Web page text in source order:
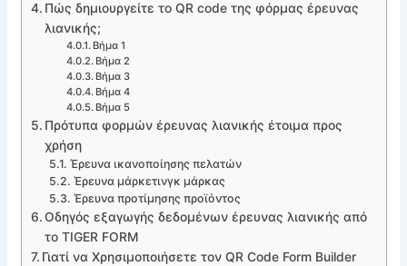
Πώς δημιουργείτε το QR code της φόρμας έρευνας
λιανικής;
Βήμα 1
Βήμα 2
Βήμα 3
Βήμα 4
Βήμα 5
Πρότυπα φορμών έρευνας λιανικής έτοιμα προς
χρήση
Έρευνα ικανοποίησης πελατών
Έρευνα μάρκετινγκ μάρκας
Έρευνα προτίμησης προϊόντος
Οδηγός εξαγωγής δεδομένων έρευνας λιανικής από
το TIGER FORM
Γιατί να Χρησιμοποιήσετε τον QR Code Form Builder